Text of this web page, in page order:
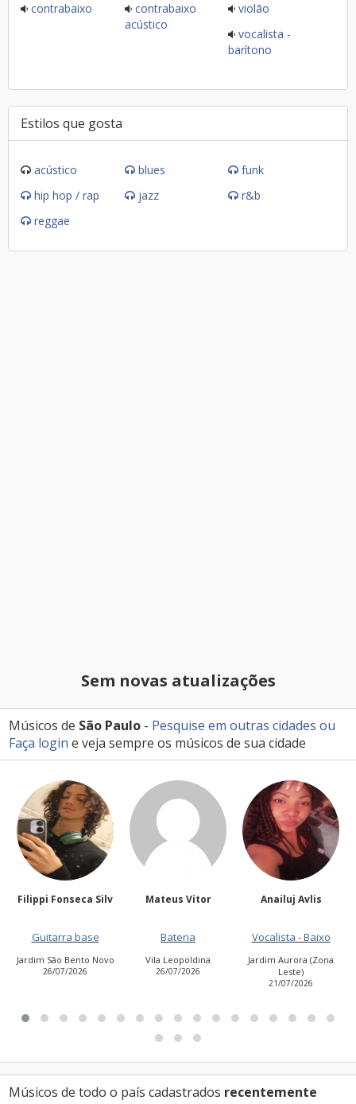
contrabaixo
contrabaixo
acústico
violão
vocalista -
barítono
Estilos que gosta
acústico blues
funk
hip hop / rap
jazz
r&b
reggae
Sem novas atualizações
Músicos de São Paulo - Pesquise em outras cidades ou
Faça login e veja sempre os músicos de sua cidade
Mateus Vitor
Bateria
Vila Leopoldina
26/07/2026
Anailuj Avlis
Vocalista - Baixo
Jardim Aurora (Zona
Leste)
Kakocampos
Guitarra base
Jardim das Flores
23/07/2026
Músicos de todo o país cadastrados recentemente